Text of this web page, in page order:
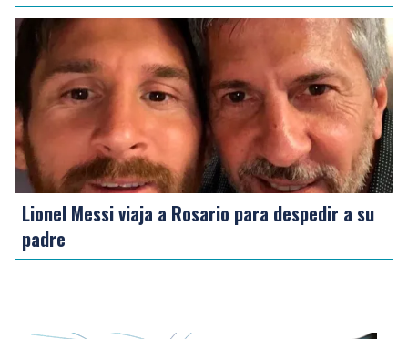
Lionel Messi viaja a Rosario para despedir a su
padre